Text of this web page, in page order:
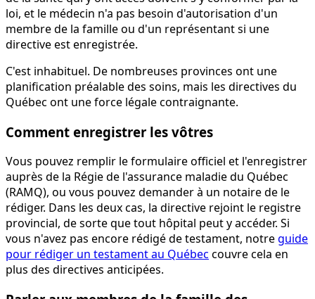
loi, et le médecin n'a pas besoin d'autorisation d'un
membre de la famille ou d'un représentant si une
directive est enregistrée.
C'est inhabituel. De nombreuses provinces ont une
planification préalable des soins, mais les directives du
Québec ont une force légale contraignante.
Comment enregistrer les vôtres
Vous pouvez remplir le formulaire officiel et l'enregistrer
auprès de la Régie de l'assurance maladie du Québec
(RAMQ), ou vous pouvez demander à un notaire de le
rédiger. Dans les deux cas, la directive rejoint le registre
provincial, de sorte que tout hôpital peut y accéder. Si
vous n'avez pas encore rédigé de testament, notreguide
pour rédiger un testament au Québec couvre cela en
plus des directives anticipées.